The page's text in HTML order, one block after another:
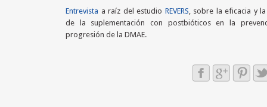
Entrevista a raíz del estudio REVERS , sobre la eficacia y
de la suplementación con postbióticos en la
progresión de la DMAE.